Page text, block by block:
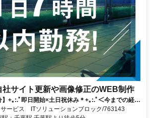
社サイト更新や画像修正のWEB制作
】+｡:.ﾟ即日開始×土日祝休み＊+｡:.ﾟ＜今までの経験
か？＞ご応募お待ちしております。
ービス ITソリューションブロック/763143